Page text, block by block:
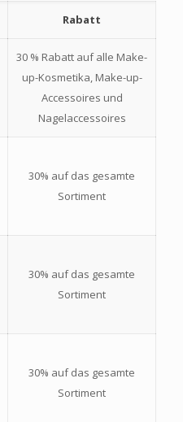
Rabatt
30 % Rabatt auf alle Make-
up-Kosmetika, Make-up-
Accessoires und
Nagelaccessoires
30% auf das gesamte
Sortiment
30% auf das gesamte
Sortiment
30% auf das gesamte
Sortiment